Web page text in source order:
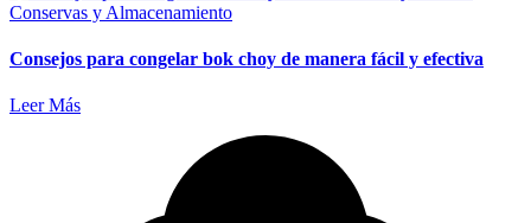
Conservas y Almacenamiento
Consejos para congelar bok choy de manera fácil y efectiva
Leer Más